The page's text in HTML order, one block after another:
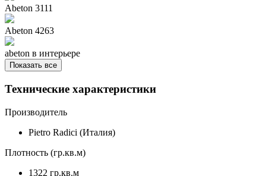
Abeton 3111
Abeton 4263
abeton в интерьере
Показать все
Технические характеристики
Производитель
Pietro Radici (Италия)
Плотность (гр.кв.м)
1322 гр.кв.м